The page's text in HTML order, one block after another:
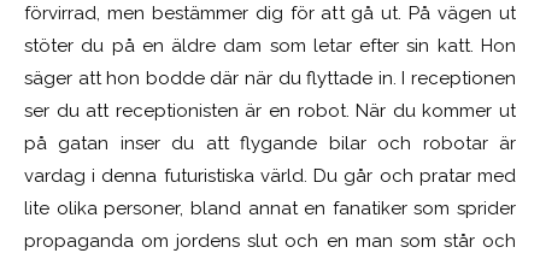
förvirrad, men bestämmer dig för att gå ut. På vägen ut
stöter du på en äldre dam som letar efter sin katt. Hon
säger att hon bodde där när du flyttade in. I receptionen
ser du att receptionisten är en robot. När du kommer ut
på gatan inser du att flygande bilar och robotar är
vardag i denna futuristiska värld. Du går och pratar med
lite olika personer, bland annat en fanatiker som sprider
propaganda om jordens slut och en man som står och